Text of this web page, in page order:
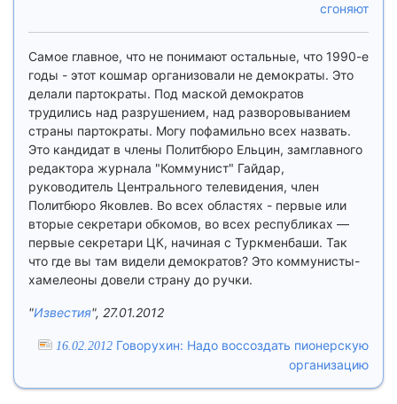
сгоняют
Самое главное, что не понимают остальные, что 1990-е
годы - этот кошмар организовали не демократы. Это
делали партократы. Под маской демократов
трудились над разрушением, над разворовыванием
страны партократы. Могу пофамильно всех назвать.
Это кандидат в члены Политбюро Ельцин, замглавного
редактора журнала "Коммунист" Гайдар,
руководитель Центрального телевидения, член
Политбюро Яковлев. Во всех областях - первые или
вторые секретари обкомов, во всех республиках —
первые секретари ЦК, начиная с Туркменбаши. Так
что где вы там видели демократов? Это коммунисты-
хамелеоны довели страну до ручки.
"Известия", 27.01.2012
16.02.2012 Говорухин: Надо воссоздать пионерскую
организацию